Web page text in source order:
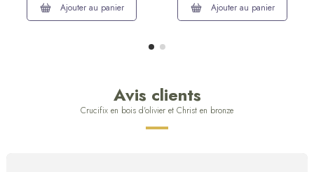
Ajouter au panier
Ajouter au panier
Avis clients
Crucifix en bois d'olivier et Christ en bronze